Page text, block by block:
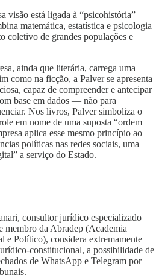
visão está ligada à “psicohistória” —
matemática, estatística e psicologia
coletivo de grandes populações e
ainda que literária, carrega uma
como na ficção, a Palver se apresenta
capaz de compreender e antecipar
base em dados — não para
Nos livros, Palver simboliza o
em nome de uma suposta “ordem
aplica esse mesmo princípio ao
políticas nas redes sociais, uma
a serviço do Estado.
consultor jurídico especializado
da Abradep (Academia
e Político), considera extremamente
constitucional, a possibilidade de
de WhatsApp e Telegram por